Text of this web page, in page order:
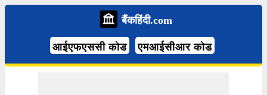
बैंकहिंदी.com
आईएफएससी कोड एमआईसीआर कोड